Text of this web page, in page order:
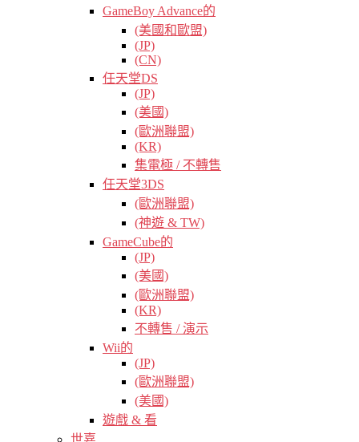
GameBoy Advance的
(美國和歐盟)
(JP)
(CN)
任天堂DS
(JP)
(美國)
(歐洲聯盟)
(KR)
集電極 / 不轉售
任天堂3DS
(歐洲聯盟)
(神遊 & TW)
GameCube的
(JP)
(美國)
(歐洲聯盟)
(KR)
不轉售 / 演示
Wii的
(JP)
(歐洲聯盟)
(美國)
遊戲 & 看